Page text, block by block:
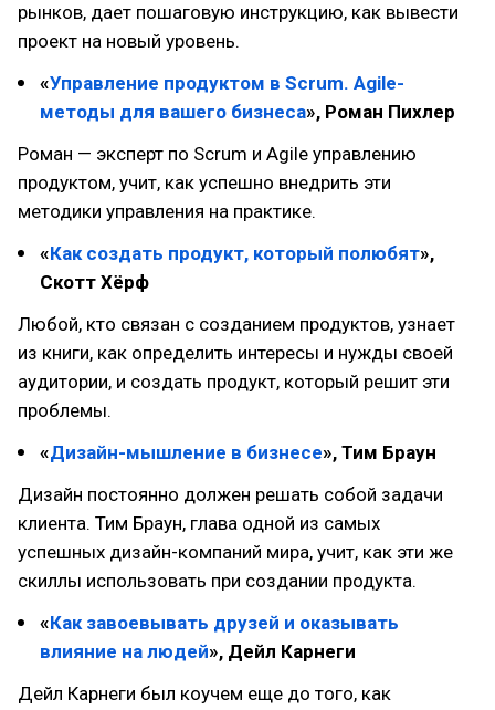
рынков, дает пошаговую инструкцию, как вывести
проект на новый уровень.
«Управление продуктом в Scrum. Agile-
методы для вашего бизнеса», Роман Пихлер
Роман — эксперт по Scrum и Agile управлению
продуктом, учит, как успешно внедрить эти
методики управления на практике.
«Как создать продукт, который полюбят»,
Скотт Хёрф
Любой, кто связан с созданием продуктов, узнает
из книги, как определить интересы и нужды своей
аудитории, и создать продукт, который решит эти
проблемы.
«Дизайн-мышление в бизнесе», Тим Браун
Дизайн постоянно должен решать собой задачи
клиента. Тим Браун, глава одной из самых
успешных дизайн-компаний мира, учит, как эти же
скиллы использовать при создании продукта.
«Как завоевывать друзей и оказывать
влияние на людей», Дейл Карнеги
Дейл Карнеги был коучем еще до того, как